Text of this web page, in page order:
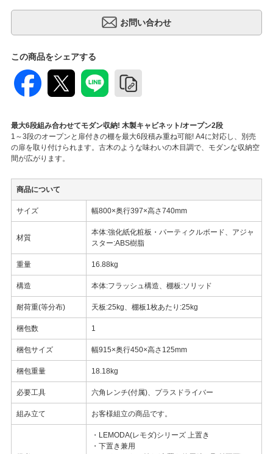
この商品をシェアする
最大6段組み合わせてモダン収納! 木製キャビネット/オープン2段
1～3段のオープンと扉付きの棚を最大6段積み重ね可能! A4に対応し、別売
の扉を取り付けられます。古木のような味わいの木目調で、モダンな収納空
間が広がります。
商品について
サイズ 幅800×奥行397×高さ740mm
材質
本体:強化紙化粧板・パーティクルボード、アジャ
スター:ABS樹脂
重量 16.88kg
構造 本体:フラッシュ構造、棚板:ソリッド
耐荷重(等分布) 天板:25kg、棚板1枚あたり:25kg
梱包数 1
梱包サイズ 幅915×奥行450×高さ125mm
梱包重量 18.18kg
必要工具 六角レンチ(付属)、プラスドライバー
組み立て お客様組立の商品です。
・LEMODA(レモダ)シリーズ 上置き
・下置き兼用